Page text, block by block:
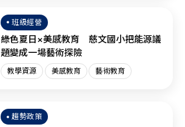
班級經營
綠色夏日×美感教育 慈文國小把能源議
題變成一場藝術探險
教學資源 美感教育 藝術教育
趨勢政策